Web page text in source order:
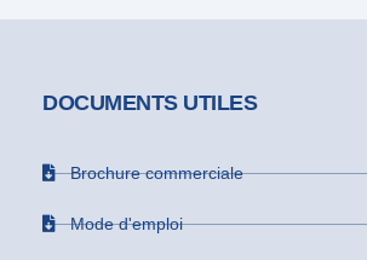
DOCUMENTS UTILES
Brochure commerciale
Mode d'emploi